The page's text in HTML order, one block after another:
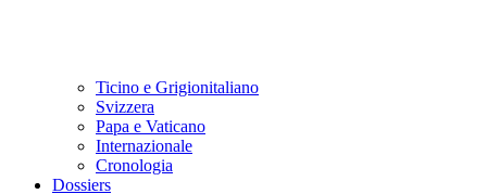
Ticino e Grigionitaliano
Svizzera
Papa e Vaticano
Internazionale
Cronologia
Dossiers